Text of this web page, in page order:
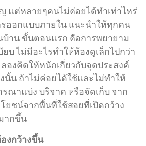
แต่หลายๆคนไม่ค่อยได้ทำเท่าไหร่
ออกแบบภายใน แนะนำให้ทุกคน
บ้าน ขั้นตอนแรก คือการพยายาม
บ ไม่มีอะไรทำให้ห้องดูเล็กไปกว่า
ลองคิดให้หนักเกี่ยวกับจุดประสงค์
นั้น ถ้าไม่ค่อยได้ใช้และไม่ทำให้
ณาแบ่ง บริจาค หรือจัดเก็บ จาก
ยชน์จากพื้นที่ใช้สอยที่เปิดกว้าง
ากขึ้น
งกว้างขึ้น